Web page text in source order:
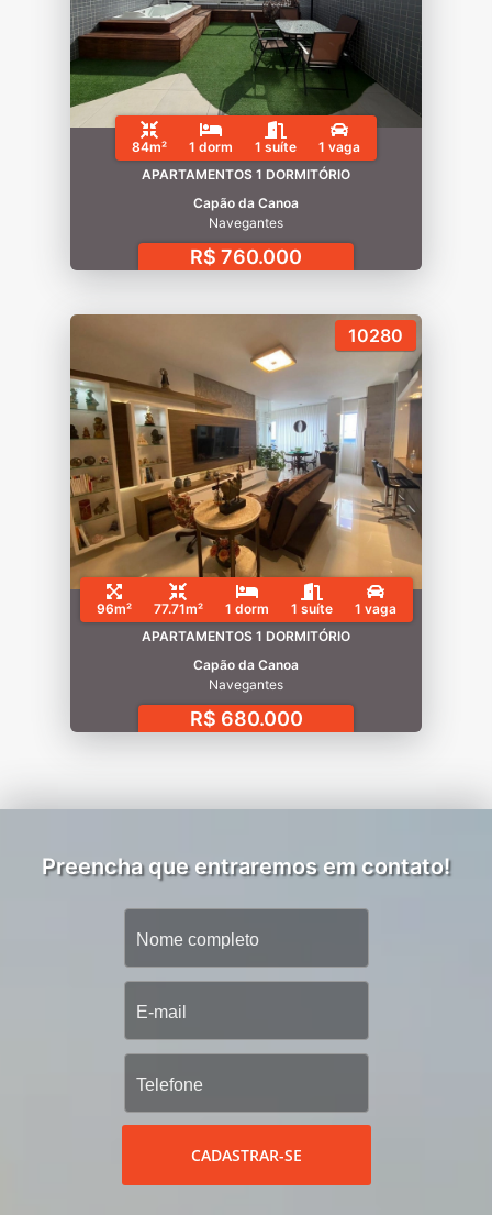
84m² 1 dorm 1 suíte
1 vaga
APARTAMENTOS 1 DORMITÓRIO
Capão da Canoa
Navegantes
R$ 760.000
10280
96m² 77.71m² 1 dorm 1 suíte
1 vaga
APARTAMENTOS 1 DORMITÓRIO
Capão da Canoa
Navegantes
R$ 680.000
Preencha que entraremos em contato!
CADASTRAR-SE